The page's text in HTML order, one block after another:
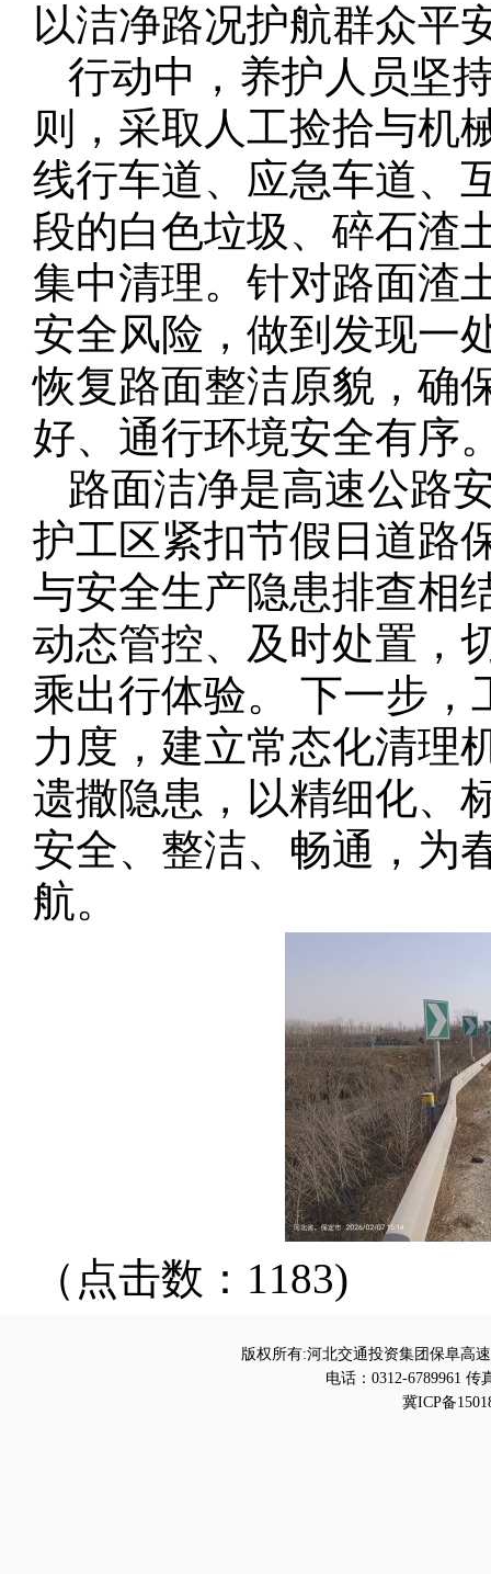
以洁净路况护航群众平
行动中，养护人员坚
则，采取人工捡拾与机
线行车道、应急车道、
段的白色垃圾、碎石渣
集中清理。针对路面渣
安全风险，做到发现一
恢复路面整洁原貌，确
好、通行环境安全有序
路面洁净是高速公路
护工区紧扣节假日道路
与安全生产隐患排查相
动态管控、及时处置，
乘出行体验。 下一步
力度，建立常态化清理
遗撒隐患，以精细化、
安全、整洁、畅通，为
航。
（点击数：1183)
版权所有:河北交通投资集团保阜高
电话：0312-6789961 传
冀ICP备